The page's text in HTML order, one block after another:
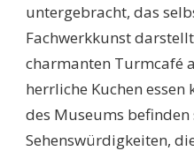
untergebracht, das
Fachwerkkunst
charmanten Turmcafé
herrliche Kuchen
des Museums befinden
Sehenswürdigkeiten,